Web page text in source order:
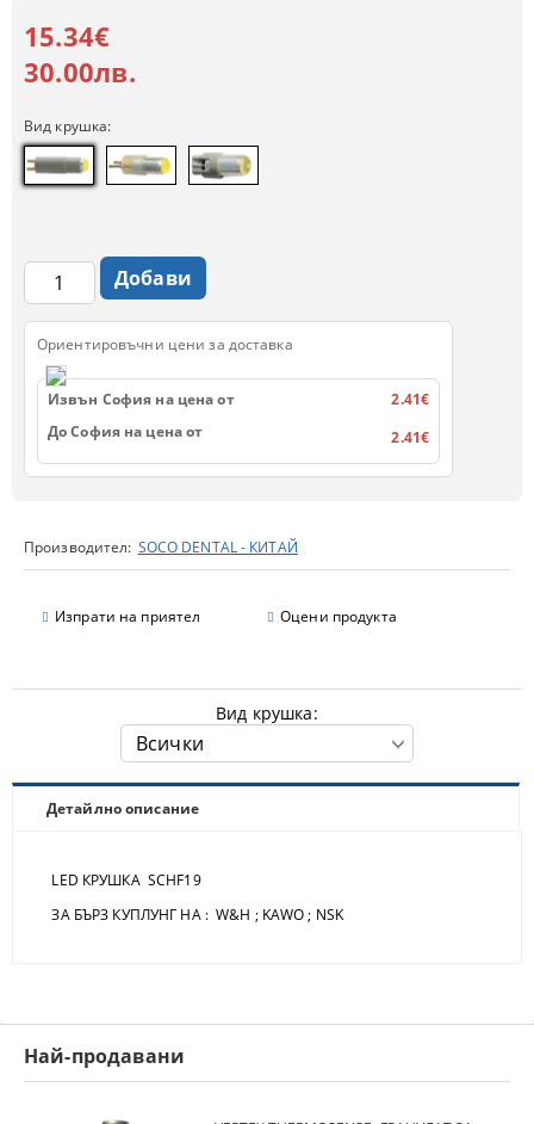
Производител: SOCO DENTAL - КИТАЙ
Изпрати на приятел Оцени продукта
15.34€
30.00лв.
Вид крушка:
Ориентировъчни цени за доставка
Извън София на цена от
2.41€
До София на цена от
2.41€
Вид крушка:
Детайлно описание
LED КРУШКА SCHF19
ЗА БЪРЗ КУПЛУНГ НА : W&H ; KAWO ; NSK
Най-продавани